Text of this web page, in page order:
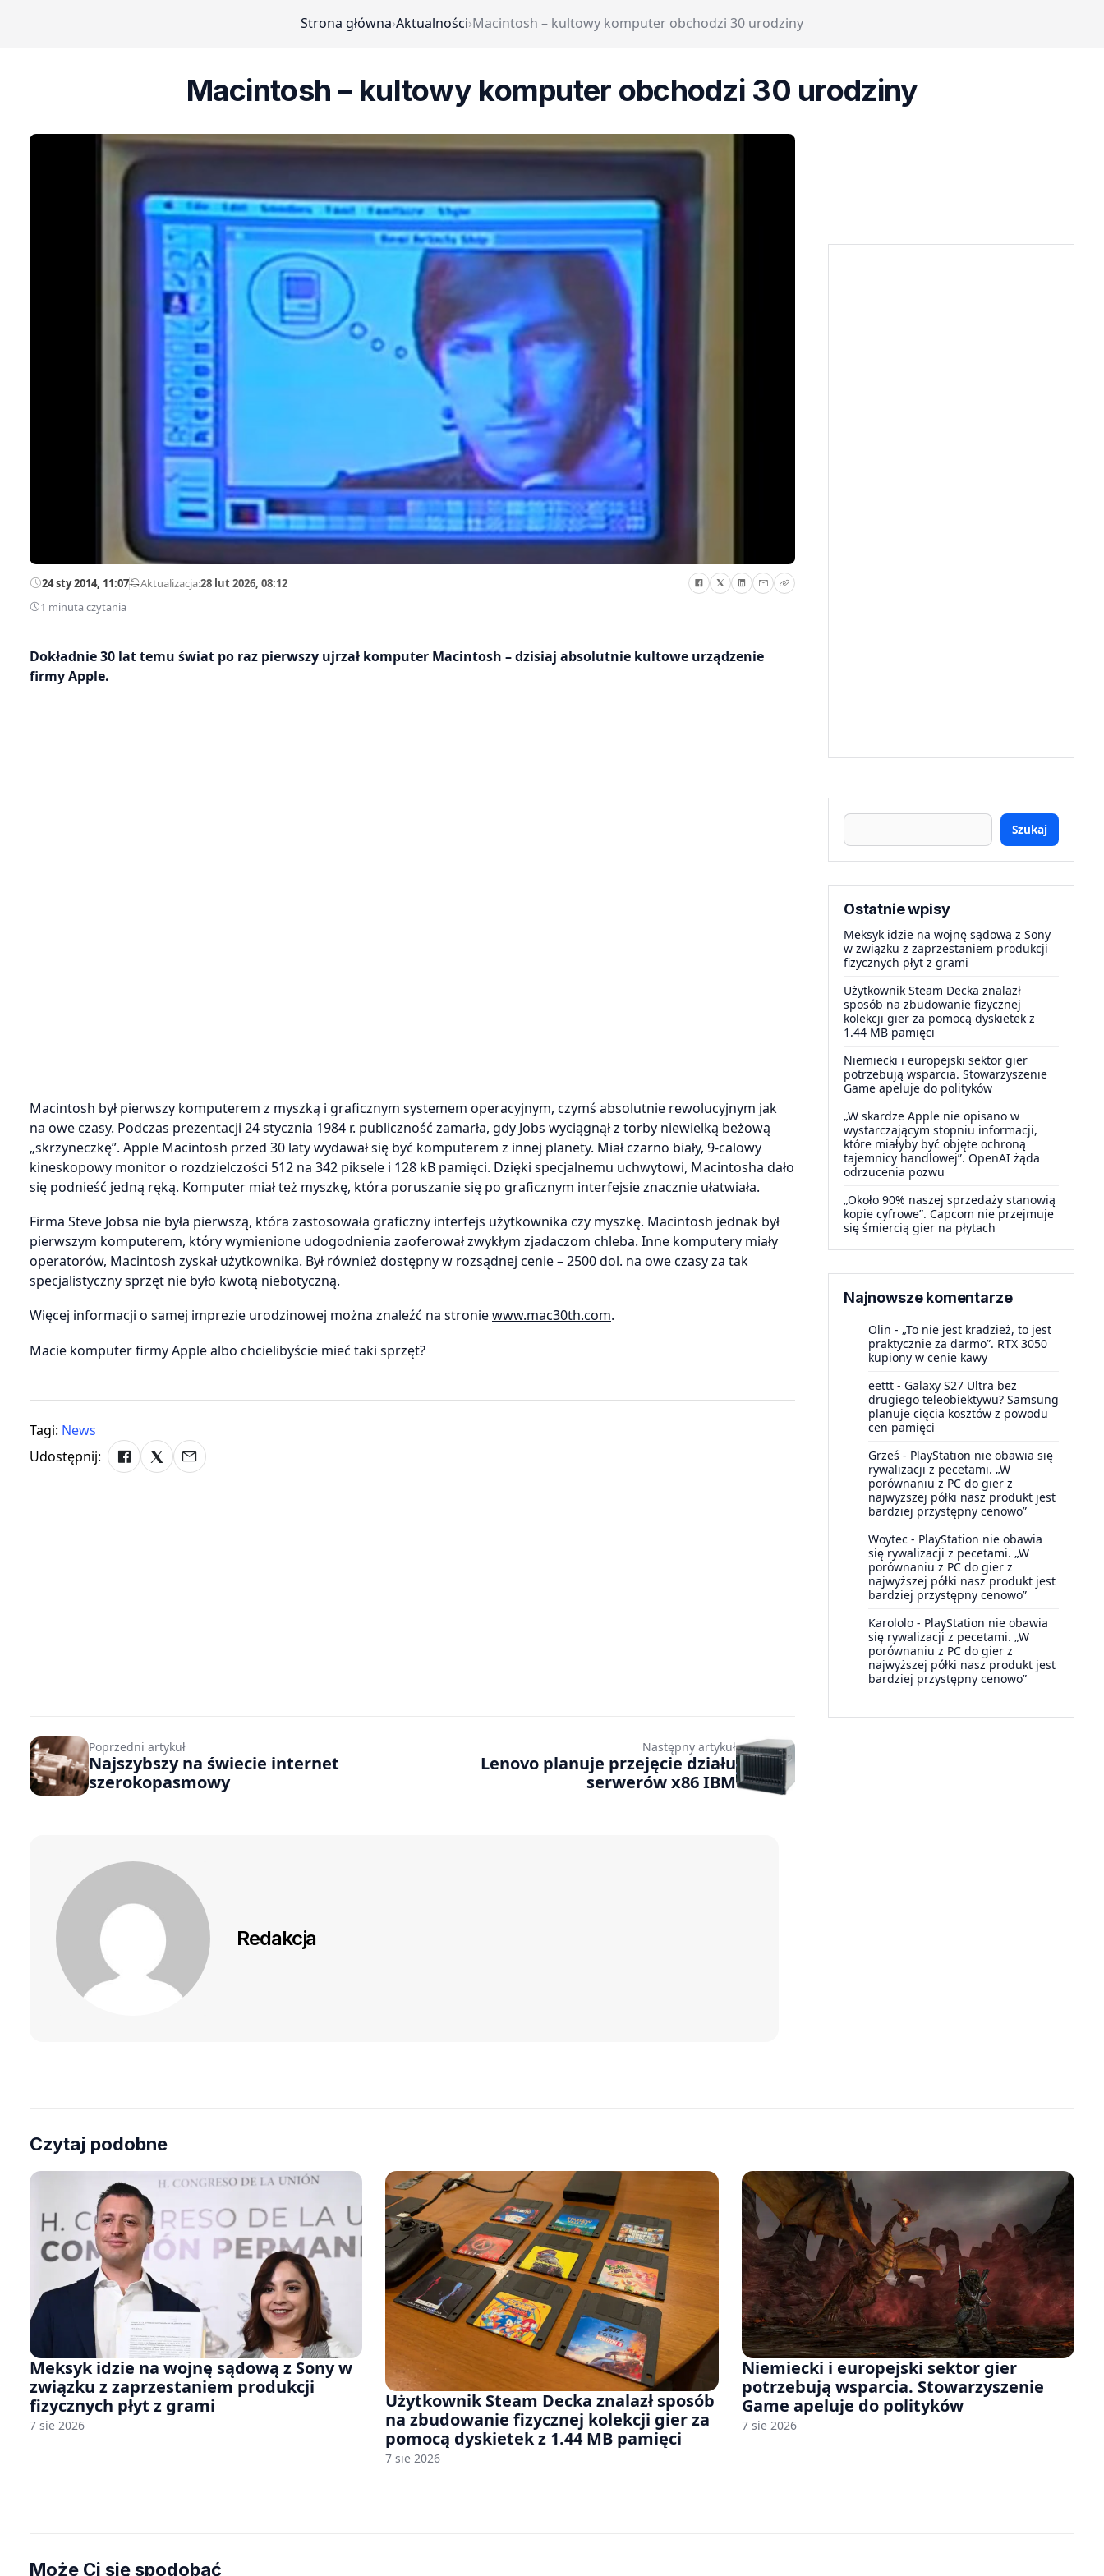
Strona główna›Aktualności›Macintosh – kultowy komputer obchodzi 30 urodziny
Macintosh – kultowy komputer obchodzi 30 urodziny
24 sty 2014, 11:07—Aktualizacja:28 lut 2026, 08:12
1 minuta czytania
Dokładnie 30 lat temu świat po raz pierwszy ujrzał komputer Macintosh – dzisiaj absolutnie kultowe urządzenie
firmy Apple.
Macintosh był pierwszy komputerem z myszką i graficznym systemem operacyjnym, czymś absolutnie rewolucyjnym jak
na owe czasy. Podczas prezentacji 24 stycznia 1984 r. publiczność zamarła, gdy Jobs wyciągnął z torby niewielką beżową
„skrzyneczkę”. Apple Macintosh przed 30 laty wydawał się być komputerem z innej planety. Miał czarno biały, 9-calowy
kineskopowy monitor o rozdzielczości 512 na 342 piksele i 128 kB pamięci. Dzięki specjalnemu uchwytowi, Macintosha dało
się podnieść jedną ręką. Komputer miał też myszkę, która poruszanie się po graficznym interfejsie znacznie ułatwiała.
Firma Steve Jobsa nie była pierwszą, która zastosowała graficzny interfejs użytkownika czy myszkę. Macintosh jednak był
pierwszym komputerem, który wymienione udogodnienia zaoferował zwykłym zjadaczom chleba. Inne komputery miały
operatorów, Macintosh zyskał użytkownika. Był również dostępny w rozsądnej cenie – 2500 dol. na owe czasy za tak
specjalistyczny sprzęt nie było kwotą niebotyczną.
Więcej informacji o samej imprezie urodzinowej można znaleźć na stroniewww.mac30th.com.
Macie komputer firmy Apple albo chcielibyście mieć taki sprzęt?
Tagi: News
Udostępnij:
Szukaj
Ostatnie wpisy
Meksyk idzie na wojnę sądową z Sony
w związku z zaprzestaniem produkcji
fizycznych płyt z grami
Użytkownik Steam Decka znalazł
sposób na zbudowanie fizycznej
kolekcji gier za pomocą dyskietek z
1.44 MB pamięci
Niemiecki i europejski sektor gier
potrzebują wsparcia. Stowarzyszenie
Game apeluje do polityków
„W skardze Apple nie opisano w
wystarczającym stopniu informacji,
które miałyby być objęte ochroną
tajemnicy handlowej”. OpenAI żąda
odrzucenia pozwu
„Około 90% naszej sprzedaży stanowią
kopie cyfrowe”. Capcom nie przejmuje
się śmiercią gier na płytach
Najnowsze komentarze
Olin - „To nie jest kradzież, to jest
praktycznie za darmo”. RTX 3050
kupiony w cenie kawy
eettt - Galaxy S27 Ultra bez
drugiego teleobiektywu? Samsung
planuje cięcia kosztów z powodu
cen pamięci
Grześ - PlayStation nie obawia się
rywalizacji z pecetami. „W
porównaniu z PC do gier z
najwyższej półki nasz produkt jest
bardziej przystępny cenowo”
Woytec - PlayStation nie obawia
się rywalizacji z pecetami. „W
porównaniu z PC do gier z
najwyższej półki nasz produkt jest
bardziej przystępny cenowo”
Karololo - PlayStation nie obawia
się rywalizacji z pecetami. „W
porównaniu z PC do gier z
najwyższej półki nasz produkt jest
bardziej przystępny cenowo”
Poprzedni artykuł
Najszybszy na świecie internet
szerokopasmowy
Następny artykuł
Lenovo planuje przejęcie działu
serwerów x86 IBM
Redakcja
Czytaj podobne
Meksyk idzie na wojnę sądową z Sony w
związku z zaprzestaniem produkcji
fizycznych płyt z grami
7 sie 2026
Użytkownik Steam Decka znalazł sposób
na zbudowanie fizycznej kolekcji gier za
pomocą dyskietek z 1.44 MB pamięci
7 sie 2026
Niemiecki i europejski sektor gier
potrzebują wsparcia. Stowarzyszenie
Game apeluje do polityków
7 sie 2026
Może Ci się spodobać